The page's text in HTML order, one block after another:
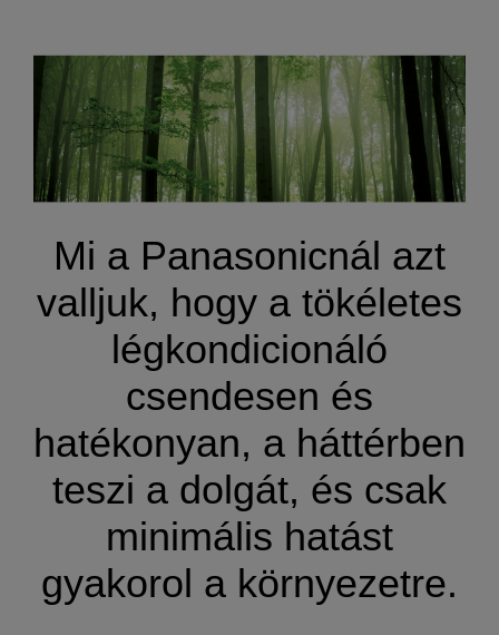
Mi a Panasonicnál azt
valljuk, hogy a tökéletes
légkondicionáló
csendesen és
hatékonyan, a háttérben
teszi a dolgát, és csak
minimális hatást
gyakorol a környezetre.